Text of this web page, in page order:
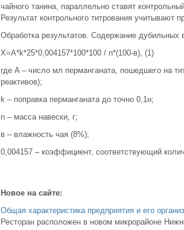
чайного танина, параллельно ставят
Результат контрольного титрования
Обработка результатов. Содержание
X=A*k*25*0,004157*100*100 / n*(100-в), (1)
где A – число мл перманганата, пошедшего на
реактивов);
k – поправка перманганата до точно 0,1н;
n – масса навески, г;
в – влажность чая (8%);
0,004157 – коэффициент, соответствующий
Новое на сайте:
Общая характеристика предприятия и его
Ресторан расположен в новом микрорайоне